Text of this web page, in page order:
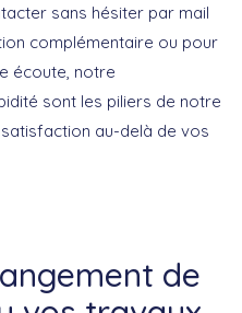
sans hésiter par mail
complémentaire ou pour
écoute, notre
sont les piliers de notre
au-delà de vos
de